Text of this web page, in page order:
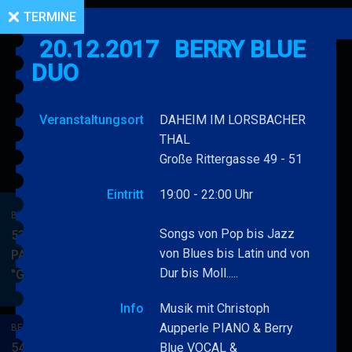
BERRY BLUE & BAND
53. JAZZ Matinee in den
PARKSIDE STUDIOS
"Gypsy Jazz"
&
BERRY BLUE & BAND
54. JAZZ Matinee in den
TERMINE
20.12.2017
BERRY BLUE
DUO
Veranstaltungsort
DAHEIM IM LORSBACHER
THAL
Große Rittergasse 49 - 51
Eintritt 19:00 - 22:00 Uhr
Songs von Pop bis Jazz
von Blues bis Latin und von
Dur bis Moll.....
Info
Musik mit Christoph
Aupperle PIANO & Berry
Blue VOCAL &